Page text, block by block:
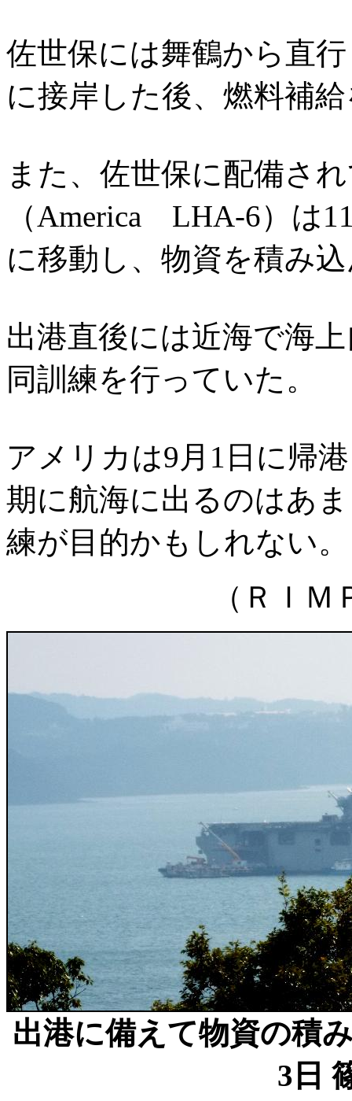
佐世保には舞鶴から直
に接岸した後、燃料補
また、佐世保に配備さ
（America LHA-6）は
に移動し、物資を積み
出港直後には近海で海
同訓練を行っていた。
アメリカは9月1日に帰
期に航海に出るのはあ
練が目的かもしれない。
（ＲＩ
出港に備えて物資の積
3日